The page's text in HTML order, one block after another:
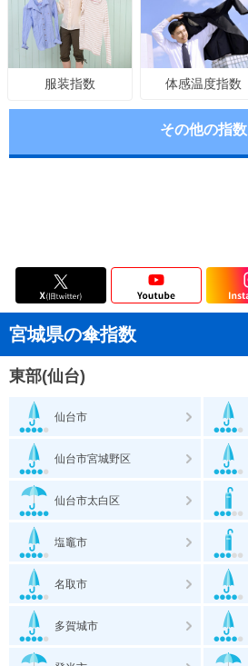
服装指数 体感温度指数
その他の指数
宮城県の傘指数
東部(仙台)
仙台市
仙台市宮城野区
仙台市太白区
塩竈市
名取市
多賀城市